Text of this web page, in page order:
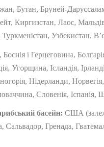
Бутан, Бруней-
Киргизстан, Лаос,
Узбекистан,
Боснія і Герцеговина,
Угорщина, Ісландія,
Нідерланди,
Словенія, Іспанія,
басейн: США
Сальвадор, Гренада,